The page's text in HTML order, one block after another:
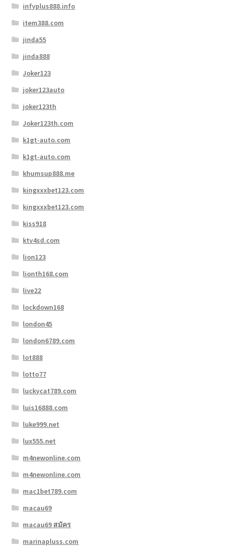
infyplus888.info
item388.com
jinda55
jinda888
Joker123
joker123auto
joker123th
Joker123th.com
k1gt-auto.com
k1gt-auto.com
khumsup888.me
kingxxxbet123.com
kingxxxbet123.com
kiss918
ktv4sd.com
lion123
lionth168.com
live22
lockdown168
london45
london6789.com
lot888
lotto77
luckycat789.com
luis16888.com
luke999.net
lux555.net
m4newonline.com
m4newonline.com
mac1bet789.com
macau69
macau69 สมัคร
marinapluss.com